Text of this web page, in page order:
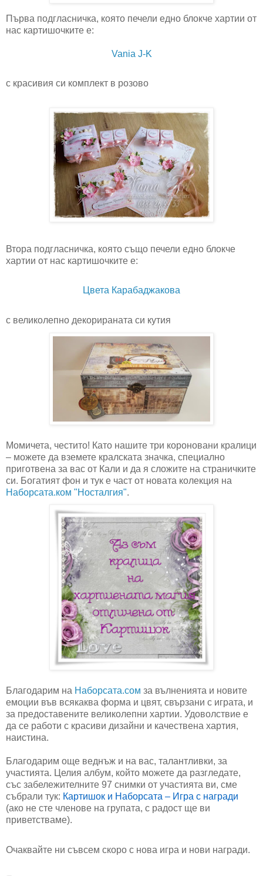
Първа подгласничка, която печели едно блокче хартии от
нас картишочките е:
Vania J-K
с красивия си комплект в розово
Втора подгласничка, която също печели едно блокче
хартии от нас картишочките е:
Цвета Карабаджакова
с великолепно декорираната си кутия
Момичета, честито! Като нашите три короновани кралици
– можете да вземете кралската значка, специално
приготвена за вас от Кали и да я сложите на страничките
си. Богатият фон и тук е част от новата колекция на
Наборсата.ком "Носталгия".
Благодарим на Наборсата.сом за вълненията и новите
емоции във всякаква форма и цвят, свързани с играта, и
за предоставените великолепни хартии. Удоволствие е
да се работи с красиви дизайни и качествена хартия,
наистина.
Благодарим още веднъж и на вас, талантливки, за
участията. Целия албум, който можете да разгледате,
със забележителните 97 снимки от участията ви, сме
събрали тук: Картишок и Наборсата – Игра с награди
(ако не сте членове на групата, с радост ще ви
приветстваме).
Очаквайте ни съвсем скоро с нова игра и нови награди.